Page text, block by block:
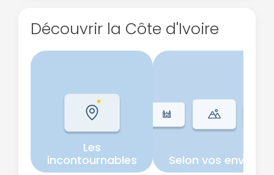
Découvrir la Côte d'Ivoire
Les
incontournables
Selon vos envies